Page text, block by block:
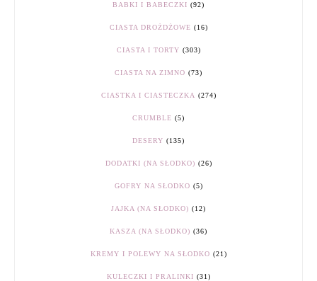
BABKI I BABECZKI (92)
CIASTA DROŻDŻOWE (16)
CIASTA I TORTY (303)
CIASTA NA ZIMNO (73)
CIASTKA I CIASTECZKA (274)
CRUMBLE (5)
DESERY (135)
DODATKI (NA SŁODKO) (26)
GOFRY NA SŁODKO (5)
JAJKA (NA SŁODKO) (12)
KASZA (NA SŁODKO) (36)
KREMY I POLEWY NA SŁODKO (21)
KULECZKI I PRALINKI (31)